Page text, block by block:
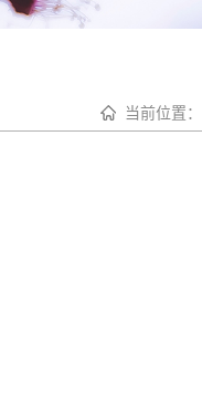
当前位置：